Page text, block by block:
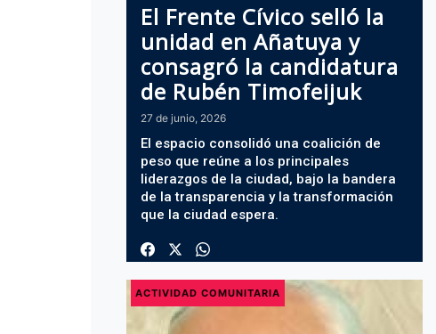
El Frente Cívico selló la
unidad en Añatuya y
consagró la candidatura
de Rubén Timofeijuk
27 de junio, 2026
El espacio consolidó una coalición de
peso que reúne a los principales
liderazgos de la ciudad, bajo la bandera
de la transparencia y la transformación
que la ciudad espera.
ACTIVIDAD COMUNITARIA